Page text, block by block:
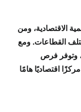
الاقتصادية، ومن
القطاعات. ومع
وتوفر فرص
اقتصاديًا هامًا